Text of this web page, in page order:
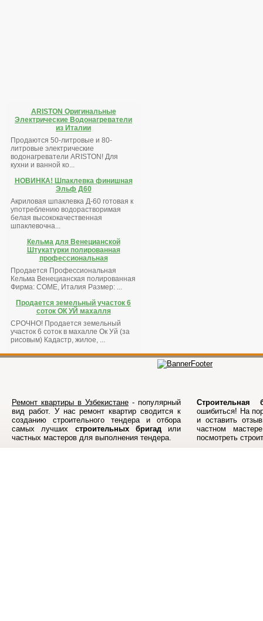
ARISTON Оригинальные
Электрические Водонагреватели
из Италии
Продаются 50-литровые и 80-
литровые электрические
водонагреватели ARISTON! Для
кухни и ванной ко...
НОВИНКА! Шпаклевка финишная
Эльф Д60
Акриловая шпаклевка Д-60 готовая к
употреблению водорастворимая
белая высококачественная
шпаклевочна...
Кельма для Венецианской
Штукатурки полированная
профессиональная
Продается Профессиональная
Кельма Венецианская полированная
Фирма: COME, Италия Размер: ...
Продается земельный участок 6
соток ОК УЙ махалля
СРОЧНО! Продается земельный
участок 6 соток в махалле Ок Уй (за
рисовым) Кадастр, жилое, ...
Ремонт квартиры в Узбекистане - популярный
вид работ. У нас ремонт квартир сводится к
созданию строительного тендера и отбора
самых лучших строительных бригадили
частных мастеров для выполнения тендера.
Строительная
ошибиться! На
и оставить
частном
посмотреть